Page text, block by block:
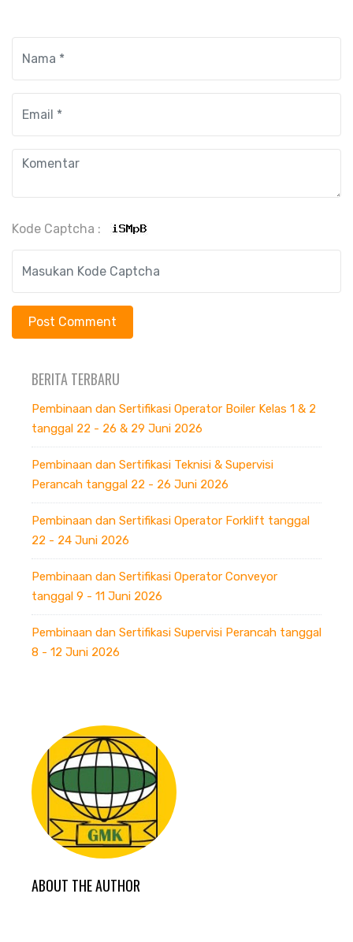
Kode Captcha :
BERITA TERBARU
Pembinaan dan Sertifikasi Operator Boiler Kelas 1 & 2
tanggal 22 - 26 & 29 Juni 2026
Pembinaan dan Sertifikasi Teknisi & Supervisi
Perancah tanggal 22 - 26 Juni 2026
Pembinaan dan Sertifikasi Operator Forklift tanggal
22 - 24 Juni 2026
Pembinaan dan Sertifikasi Operator Conveyor
tanggal 9 - 11 Juni 2026
Pembinaan dan Sertifikasi Supervisi Perancah tanggal
8 - 12 Juni 2026
ABOUT THE AUTHOR